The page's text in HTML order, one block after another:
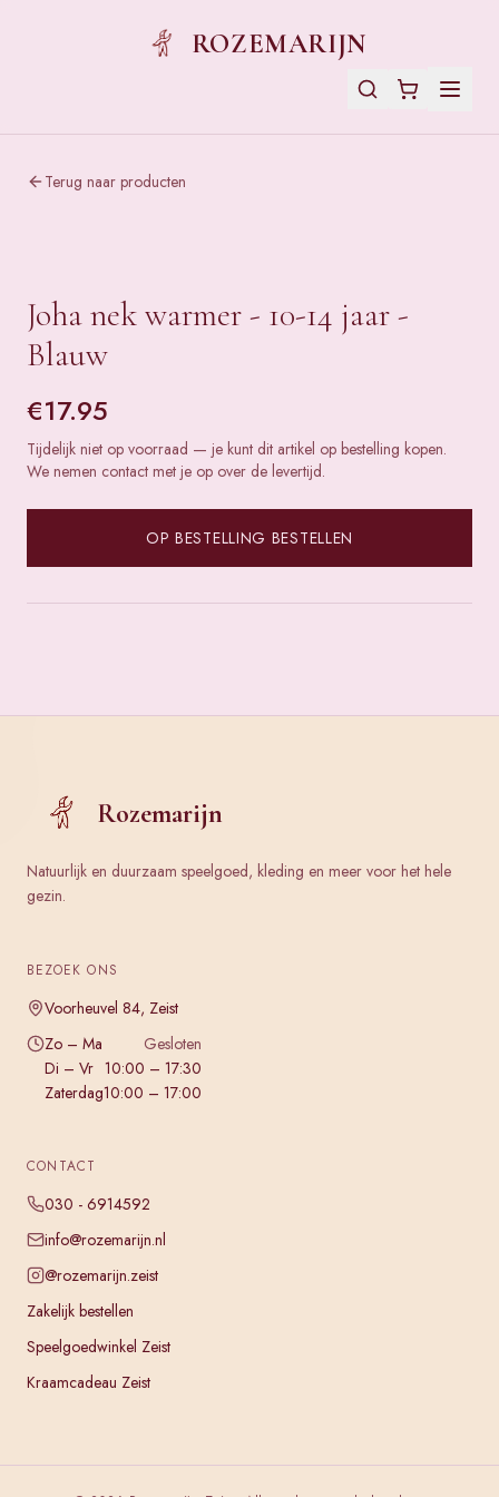
ROZEMARIJN
Terug naar producten
Joha nek warmer - 10-14 jaar -
Blauw
€17.95
Tijdelijk niet op voorraad — je kunt dit artikel op bestelling kopen.
We nemen contact met je op over de levertijd.
OP BESTELLING BESTELLEN
Rozemarijn
Natuurlijk en duurzaam speelgoed, kleding en meer voor het hele
gezin.
BEZOEK ONS
Voorheuvel 84, Zeist
Zo – Ma
Gesloten
Di – Vr 10:00 – 17:30
Zaterdag10:00 – 17:00
CONTACT
030 - 6914592
info@rozemarijn.nl
@rozemarijn.zeist
Zakelijk bestellen
Speelgoedwinkel Zeist
Kraamcadeau Zeist